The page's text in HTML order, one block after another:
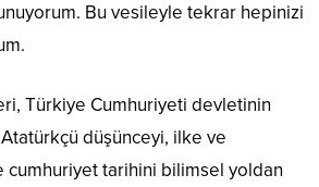
Bu vesileyle tekrar hepinizi
Türkiye Cumhuriyeti devletinin
düşünceyi, ilke ve
cumhuriyet tarihini bilimsel yoldan